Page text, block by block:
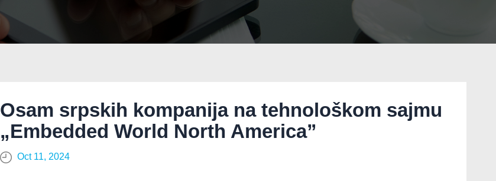
Osam srpskih kompanija na tehnološkom sajmu
„Embedded World North America”
Oct 11, 2024